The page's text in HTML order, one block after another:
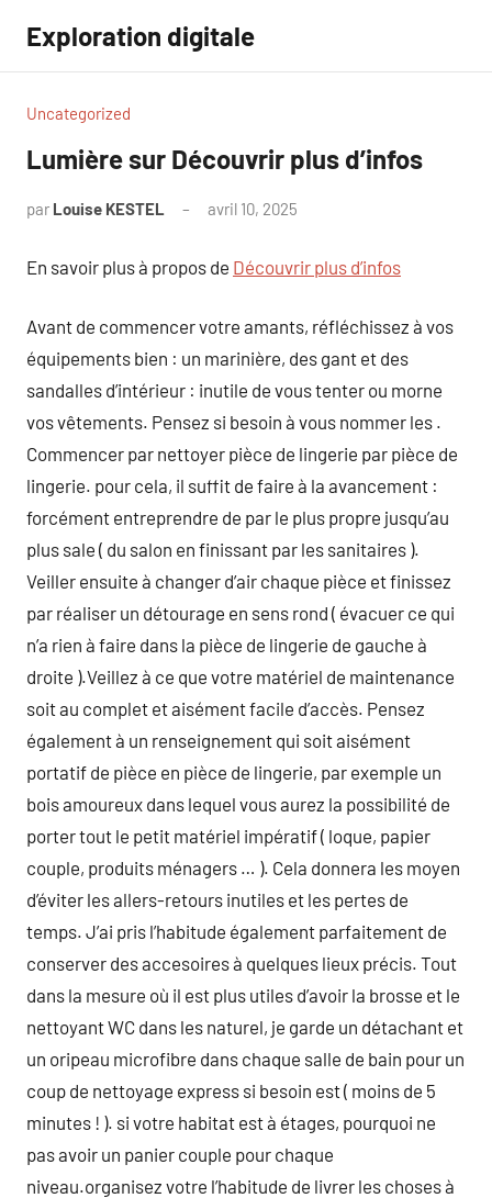
contenu
Exploration digitale
Uncategorized
Lumière sur Découvrir plus d’infos
par Louise KESTEL avril 10, 2025
En savoir plus à propos de Découvrir plus d’infos
Avant de commencer votre amants, réfléchissez à vos
équipements bien : un marinière, des gant et des
sandalles d’intérieur : inutile de vous tenter ou morne
vos vêtements. Pensez si besoin à vous nommer les .
Commencer par nettoyer pièce de lingerie par pièce de
lingerie. pour cela, il suffit de faire à la avancement :
forcément entreprendre de par le plus propre jusqu’au
plus sale ( du salon en finissant par les sanitaires ).
Veiller ensuite à changer d’air chaque pièce et finissez
par réaliser un détourage en sens rond ( évacuer ce qui
n’a rien à faire dans la pièce de lingerie de gauche à
droite ).Veillez à ce que votre matériel de maintenance
soit au complet et aisément facile d’accès. Pensez
également à un renseignement qui soit aisément
portatif de pièce en pièce de lingerie, par exemple un
bois amoureux dans lequel vous aurez la possibilité de
porter tout le petit matériel impératif ( loque, papier
couple, produits ménagers … ). Cela donnera les moyen
d’éviter les allers-retours inutiles et les pertes de
temps. J’ai pris l’habitude également parfaitement de
conserver des accesoires à quelques lieux précis. Tout
dans la mesure où il est plus utiles d’avoir la brosse et le
nettoyant WC dans les naturel, je garde un détachant et
un oripeau microfibre dans chaque salle de bain pour un
coup de nettoyage express si besoin est ( moins de 5
minutes ! ). si votre habitat est à étages, pourquoi ne
pas avoir un panier couple pour chaque
niveau.organisez votre l’habitude de livrer les choses à